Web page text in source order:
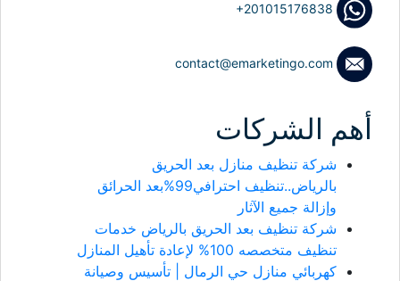
+201015176838
contact@emarketingo.com
أهم الشركات
شركة تنظيف منازل بعد الحريق
بالرياض..تنظيف احترافي99%بعد الحرائق
وإزالة جميع الآثار
شركة تنظيف بعد الحريق بالرياض خدمات
تنظيف متخصصه 100% لإعادة تأهيل المنازل
كهربائي منازل حي الرمال | تأسيس وصيانة